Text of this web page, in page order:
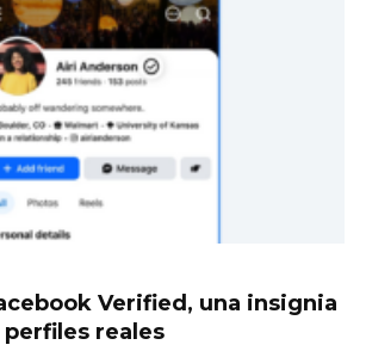
Verified, una insignia
reales